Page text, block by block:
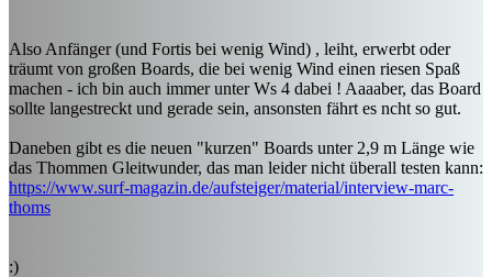
Also Anfänger (und Fortis bei wenig Wind) , leiht, erwerbt oder
träumt von großen Boards, die bei wenig Wind einen riesen Spaß
machen - ich bin auch immer unter Ws 4 dabei ! Aaaaber, das Board
sollte langestreckt und gerade sein, ansonsten fährt es ncht so gut.
Daneben gibt es die neuen "kurzen" Boards unter 2,9 m Länge wie
das Thommen Gleitwunder, das man leider nicht überall testen kann:
https://www.surf-magazin.de/aufsteiger/material/interview-marc-
thoms
:)